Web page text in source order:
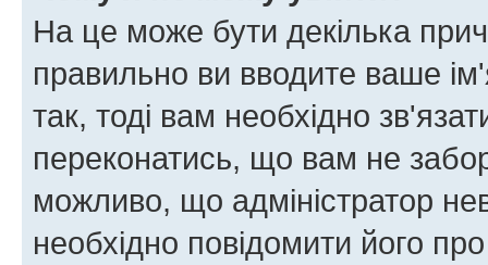
На це може бути декілька
правильно ви вводите ваше
так, тоді вам необхідно
переконатись, що вам не
можливо, що адміністратор
необхідно повідомити його